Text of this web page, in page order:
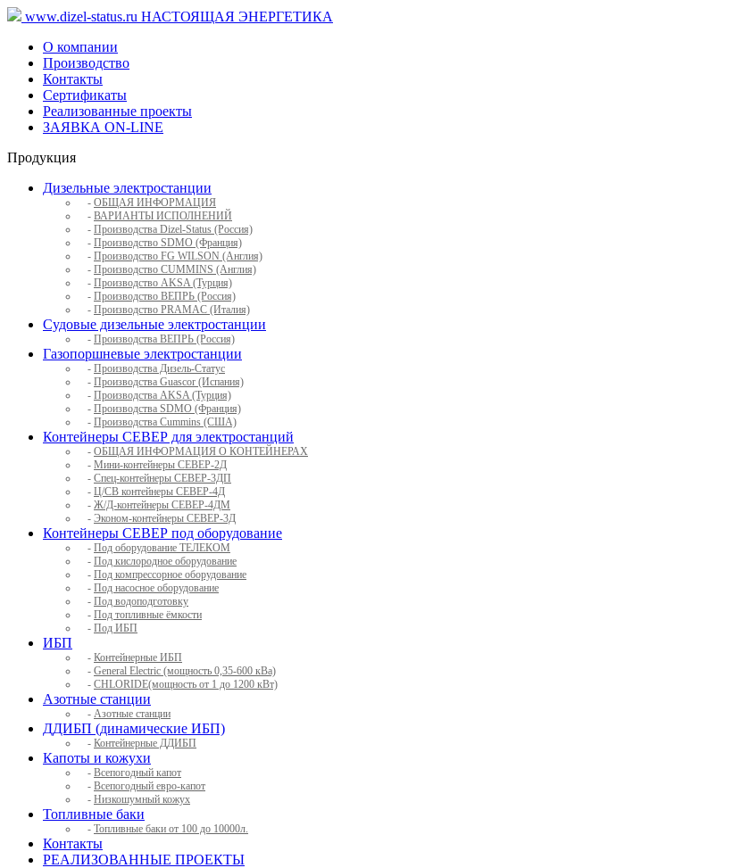
www.dizel-status.ru НАСТОЯЩАЯ ЭНЕРГЕТИКА
О компании
Производство
Контакты
Сертификаты
Реализованные проекты
ЗАЯВКА ON-LINE
Продукция
Дизельные электростанции
- ОБЩАЯ ИНФОРМАЦИЯ
- ВАРИАНТЫ ИСПОЛНЕНИЙ
- Производства Dizel-Status (Россия)
- Производство SDMO (Франция)
- Производство FG WILSON (Англия)
- Производство CUMMINS (Англия)
- Производство AKSA (Турция)
- Производство ВЕПРЬ (Россия)
- Производство PRAMAC (Италия)
Судовые дизельные электростанции
- Производства ВЕПРЬ (Россия)
Газопоршневые электростанции
- Производства Дизель-Статус
- Производства Guascor (Испания)
- Производства AKSA (Турция)
- Производства SDMO (Франция)
- Производства Cummins (США)
Контейнеры СЕВЕР для электростанций
- ОБЩАЯ ИНФОРМАЦИЯ О КОНТЕЙНЕРАХ
- Мини-контейнеры СЕВЕР-2Д
- Спец-контейнеры СЕВЕР-3ДП
- Ц/СВ контейнеры СЕВЕР-4Д
- Ж/Д-контейнеры СЕВЕР-4ДМ
- Эконом-контейнеры СЕВЕР-3Д
Контейнеры СЕВЕР под оборудование
- Под оборудование ТЕЛЕКОМ
- Под кислородное оборудование
- Под компрессорное оборудование
- Под насосное оборудование
- Под водоподготовку
- Под топливные ёмкости
- Под ИБП
ИБП
- Контейнерные ИБП
- General Electric (мощность 0,35-600 кВа)
- CHLORIDE(мощность от 1 до 1200 кВт)
Азотные станции
- Азотные станции
ДДИБП (динамические ИБП)
- Контейнерные ДДИБП
Капоты и кожухи
- Всепогодный капот
- Всепогодный евро-капот
- Низкошумный кожух
Топливные баки
- Топливные баки от 100 до 10000л.
Контакты
РЕАЛИЗОВАННЫЕ ПРОЕКТЫ